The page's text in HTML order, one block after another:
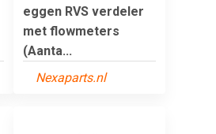
eggen RVS verdeler
met flowmeters
(Aanta...
Nexaparts.nl